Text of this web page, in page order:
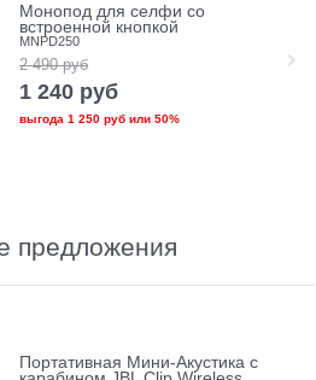
Монопод для селфи со
встроенной кнопкой
MNPD250
2 490 руб
1 240 руб
выгода 1 250 рубили 50%
предложения
Портативная Мини-Акустика с